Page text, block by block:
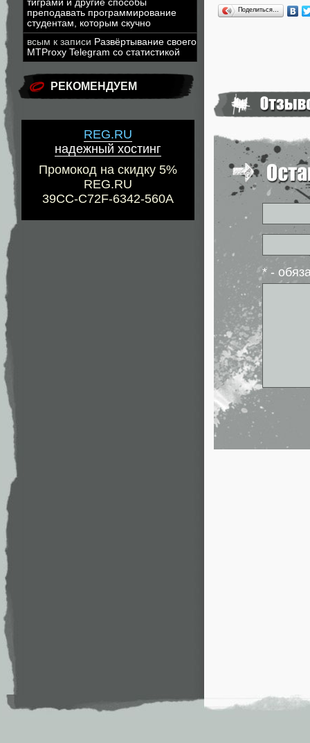
тиграми и другие способы
преподавать программирование
студентам, которым скучно
всым к записи Развёртывание своего
MTProxy Telegram со статистикой
РЕКОМЕНДУЕМ
REG.RU
надежный хостинг
Промокод на скидку 5%
REG.RU
39CC-C72F-6342-560A
Поделиться…
* -